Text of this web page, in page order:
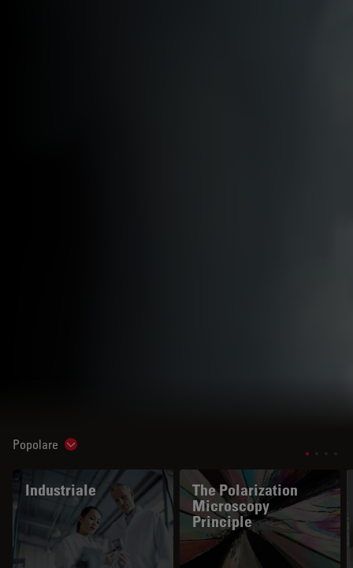
Popolare Show subnavigation
Industriale
The Polarization
Microscopy
Principle